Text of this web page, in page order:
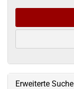
Erweiterte Suche